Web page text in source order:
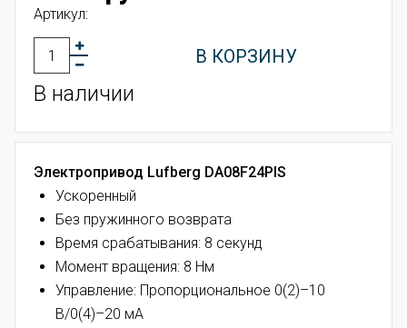
Артикул:
В КОРЗИНУ
В наличии
Электропривод Lufberg DA08F24PIS
Ускоренный
Без пружинного возврата
Время срабатывания: 8 секунд
Момент вращения: 8 Нм
Управление: Пропорциональное 0(2)–10
В/0(4)–20 мА